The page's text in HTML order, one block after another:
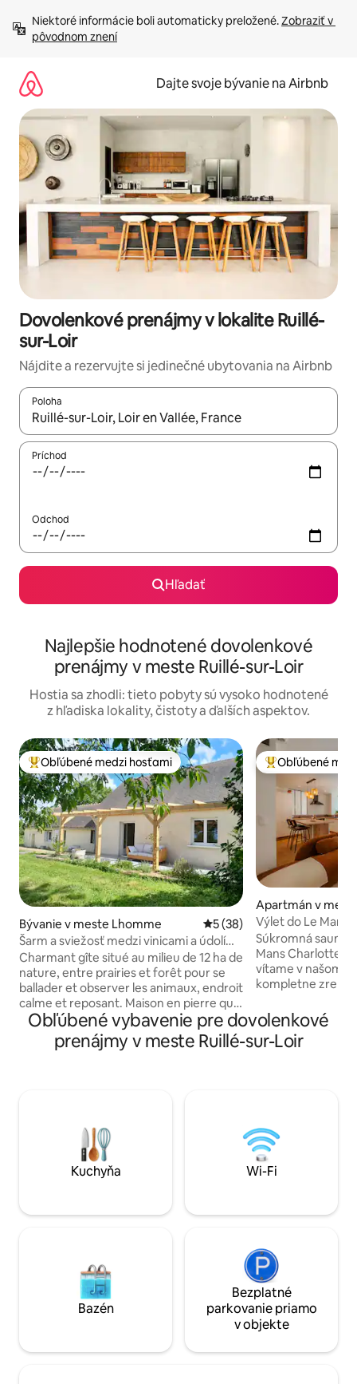
obsah.
Niektoré informácie boli automaticky preložené. Zobraziť v
pôvodnom znení
Dajte svoje bývanie na Airbnb
Dovolenkové prenájmy v lokalite Ruillé-
sur-Loir
Nájdite a rezervujte si jedinečné ubytovania na Airbnb
Poloha
Keď budú výsledky k dispozícii, môžete si ich prechádzať
Príchod
Odchod
Hľadať
Najlepšie hodnotené dovolenkové
prenájmy v meste Ruillé-sur-Loir
Hostia sa zhodli: tieto pobyty sú vysoko hodnotené
z hľadiska lokality, čistoty a ďalších aspektov.
Najobľúbenejšie medzi hosťami
Obľúbené medzi hosťami
Bývanie v meste Lhomme Priemerné ohodnotenie 5
5 (38)
Šarm a sviežosť medzi vinicami a údolím
Loir
Charmant gîte situé au milieu de 12 ha de
nature, entre prairies et forêt pour se
ballader et observer les animaux, endroit
calme et reposant. Maison en pierre qui
garde la fraîcheur jour et nuit. Le gîte est
situé dans le vignoble des Jasnières avec
une magnifique vue sur la vallée du Loir.
gîte, vous pourrez venir chercher votre
Najobľúbenejšie
Obľúbené
Apartmán v
Výlet do Le Mans
Súkromná sauna
Mans Charlotte a ja vás s radosťou
vítame v našom
kompletne
priamo v srdci Le Mans. Bývalý
ateliér sme
prívetivý priestor,
Obľúbené vybavenie pre dovolenkové
prenájmy v meste Ruillé-sur-Loir
Kuchyňa Wi-Fi
Bazén
Bezplatné
parkovanie priamo
v objekte